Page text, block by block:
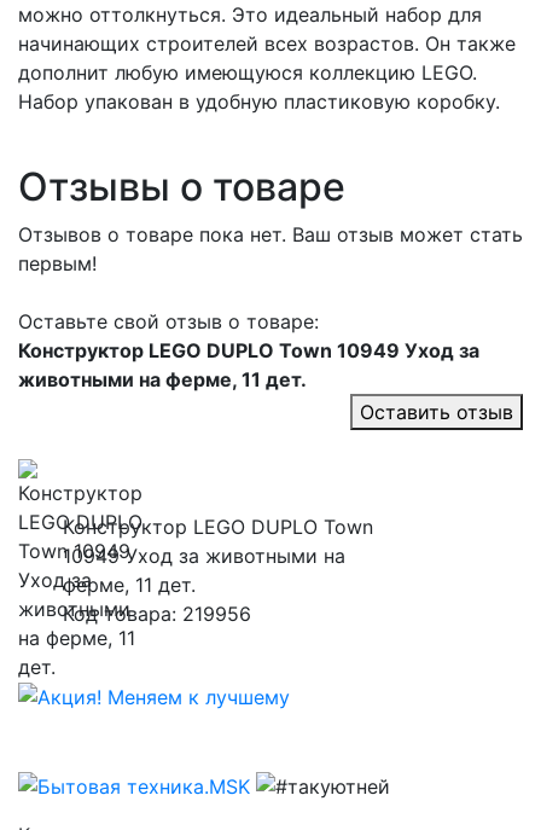
можно оттолкнуться. Это идеальный набор для
начинающих строителей всех возрастов. Он также
дополнит любую имеющуюся коллекцию LEGO.
Набор упакован в удобную пластиковую коробку.
Отзывы о товаре
Отзывов о товаре пока нет. Ваш отзыв может стать
первым!
Оставьте свой отзыв о товаре:
Конструктор LEGO DUPLO Town 10949 Уход за
животными на ферме, 11 дет.
Оставить отзыв
Конструктор LEGO DUPLO Town
10949 Уход за животными на
ферме, 11 дет.
Код товара: 219956